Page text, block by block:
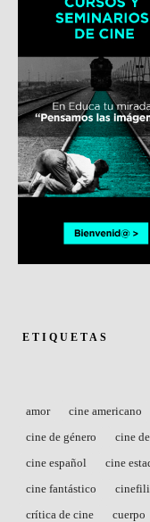
ETIQUETAS
amor cine americano
cine de género
cine
cine español
cine
cine fantástico
crítica de cine
cuerpo